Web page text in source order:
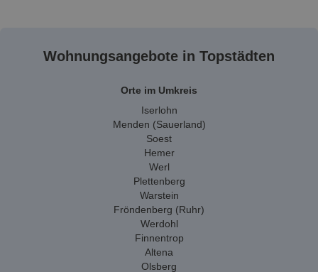
Wohnungsangebote in Topstädten
Orte im Umkreis
Iserlohn
Menden (Sauerland)
Soest
Hemer
Werl
Plettenberg
Warstein
Fröndenberg (Ruhr)
Werdohl
Finnentrop
Altena
Olsberg